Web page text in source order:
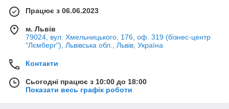
Працює з 06.06.2023
м. Львів
79024, вул. Хмельницького, 176, оф. 319 (бізнес-центр
"Лємберг"), Львівська обл., Львів, Україна
Контакти
Сьогодні працює з 10:00 до 18:00
Показати весь графік роботи